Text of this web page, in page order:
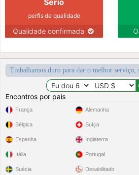
Sério
perfis de qualidade
Qualidade confirmada
Trabalhamos duro para dar o melhor
Encontros por país
França
Bélgica
Espanha
Itália
Suécia
Alemanha
Suíça
Inglaterra
Portugal
Desabilitado